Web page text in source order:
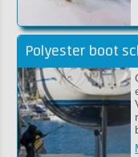
Polyester boot